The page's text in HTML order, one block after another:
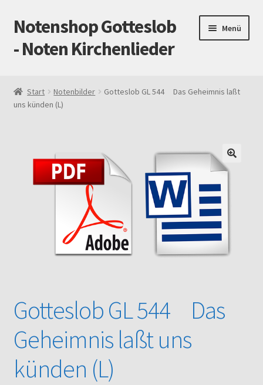
Zur
Navigation
springen
Zum
Inhalt
springen
Notenshop Gotteslob
- Noten Kirchenlieder
Menü
AGB
Cookie-Richtlinie (EU)
Gotteslob alt / neu
Start Notenbilder
Gotteslob GL 544 Das Geheimnis laßt
uns künden (L)
Gotteslob GL 544 Das
Geheimnis laßt uns
künden (L)